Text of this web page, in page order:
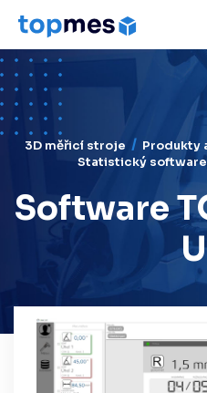
3D měřicí stroje Produkty
Statistický software
Software